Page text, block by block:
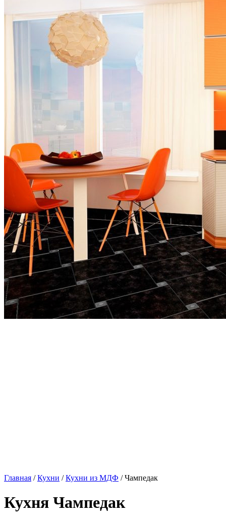
Главная /Кухни /Кухни из МДФ / Чампедак
Кухня Чампедак